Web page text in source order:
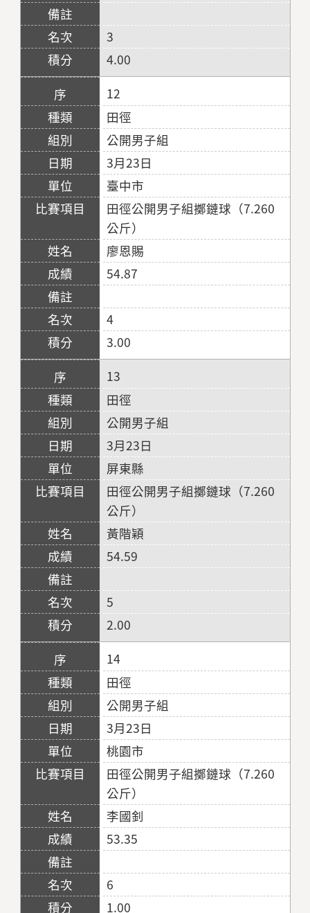
3
4.00
12
田徑
公開男子組
3月23日
臺中市
田徑公開男子組擲鏈球（7.260
公斤）
廖恩賜
54.87
4
3.00
13
田徑
公開男子組
3月23日
屏東縣
田徑公開男子組擲鏈球（7.260
公斤）
黃階穎
54.59
5
2.00
14
田徑
公開男子組
3月23日
桃園市
田徑公開男子組擲鏈球（7.260
公斤）
李國釗
53.35
6
1.00